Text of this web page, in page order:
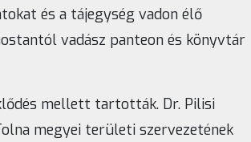
és a tájegység vadon élő
vadász panteon és könyvtár
mellett tartották. Dr. Pilisi
megyei területi szervezetének